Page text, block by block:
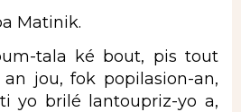
Matinik.
tala ké bout, pis tout
jou, fok popilasion-an,
yo brilé lantoupriz-yo a,